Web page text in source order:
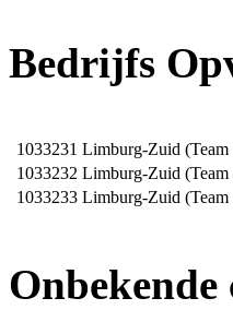
Bedrijfs
1033231 Limburg-Zuid (Team
1033232 Limburg-Zuid (Team
1033233 Limburg-Zuid (Team
Onbekende